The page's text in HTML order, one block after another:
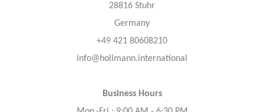
28816 Stuhr
Germany
+49 421 80608210
info@hollmann.international
Business Hours